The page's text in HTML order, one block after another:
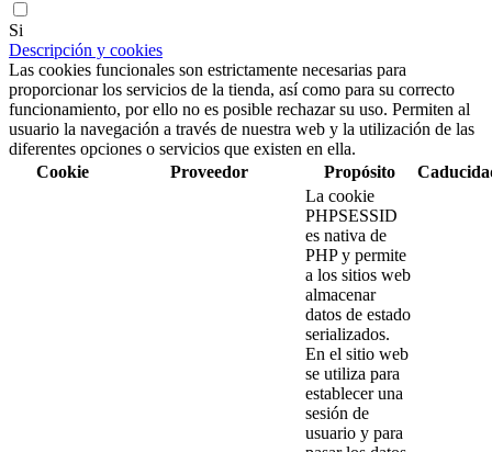
Si
Descripción y cookies
Las cookies funcionales son estrictamente necesarias para
proporcionar los servicios de la tienda, así como para su correcto
funcionamiento, por ello no es posible rechazar su uso. Permiten al
usuario la navegación a través de nuestra web y la utilización de las
diferentes opciones o servicios que existen en ella.
Cookie
Proveedor Propósito
La cookie
PHPSESSID
es nativa de
PHP y permite
a los sitios web
almacenar
datos de estado
serializados.
En el sitio web
se utiliza para
establecer una
sesión de
usuario y para